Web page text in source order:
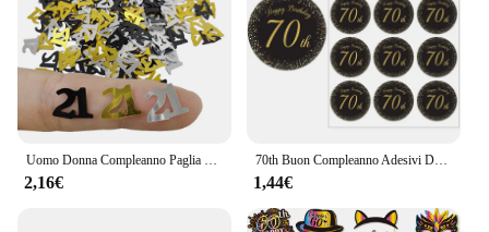
Uomo Donna Compleanno Paglia usa e getta Felice 18th 30th 40th 50th 60th Compleanno Paglia di carta Decor Anniversario Festa di compleanno Supplie
2,16€
70th Buon Compleanno Adesivi Decorazioni Del Partito 50 giorni Per Bambini di Età 70 Anni di Compleanno Festa di compleanno di Tenuta Etichette Adesive
1,44€